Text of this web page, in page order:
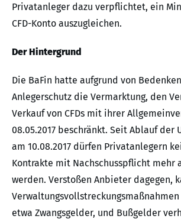
Privatanleger dazu verpflichtet, ein
CFD-Konto auszugleichen.
Der Hintergrund
Die BaFin hatte aufgrund von
Anlegerschutz die Vermarktung, den
Verkauf von CFDs mit ihrer
08.05.2017 beschränkt. Seit Ablauf der
am 10.08.2017 dürfen Privatanlegern
Kontrakte mit Nachschusspflicht mehr
werden. Verstoßen Anbieter dagegen,
etwa Zwangsgelder, und Bußgelder